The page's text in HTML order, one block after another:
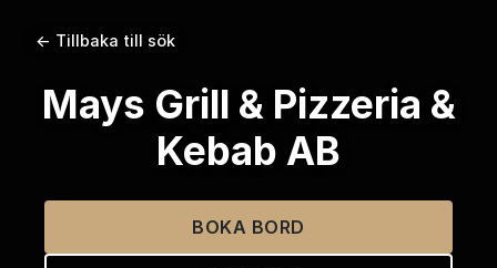
← Tillbaka till sök
Mays Grill & Pizzeria &
Kebab AB
BOKA BORD